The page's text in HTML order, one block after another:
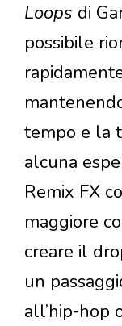
Loops di
possibile
tempo e la
alcuna
Remix FX
maggiore
creare il
un
all’hip-hop